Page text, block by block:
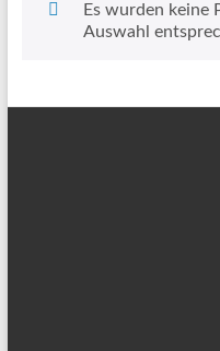
Es wurden keine
Auswahl